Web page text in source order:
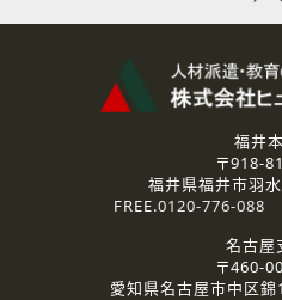
資料送付、受講相談に関する
その他、お問い合わせの内容
なお、ご連絡手段は、電話・Ｅ
2.個人情報の第三者提供
ご提供いただいた個人情報は、法
3.個人情報の取り扱いの委託
弊社の定める個人情報保護の評
福井
〒918-
福井県福井市羽
FREE.0120-776-088
名古屋
〒460-
愛知県名古屋市中区